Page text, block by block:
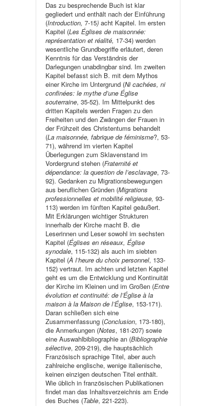
Das zu besprechende Buch ist klar
gegliedert und enthält nach der Einführung
(Introduction,7-15)acht Kapitel. Im ersten
Kapitel (Les Églises de maisonnée:
représentation et réalité, 17-34) werden
wesentliche Grundbegriffe erläutert, deren
Kenntnis für das Verständnis der
Darlegungen unabdingbar sind. Im zweiten
Kapitel befasst sich B. mit dem Mythos
einer Kirche im Untergrund (Ni cachées, ni
confinées: le mythe d’une Église
souterraine, 35-52). Im Mittelpunkt des
dritten Kapitels werden Fragen zu den
Freiheiten und den Zwängen der Frauen in
der Frühzeit des Christentums behandelt
(La maisonnée, fabrique de féminisme?, 53-
71), während im vierten Kapitel
Überlegungen zum Sklavenstand im
Vordergrund stehen (Fraternité et
dépendance: la question de l’esclavage, 73-
92). Gedanken zu Migrationsbewegungen
aus beruflichen Gründen (Migrations
professionnelles et mobilité religieuse,93-
113) werden im fünften Kapitel geäußert.
Mit Erklärungen wichtiger Strukturen
innerhalb der Kirche macht B. die
Leserinnen und Leser sowohl im sechsten
Kapitel (Églises en réseaux, Église
synodale, 115-132) als auch im siebten
Kapitel (À l’heure du choix personnel, 133-
152) vertraut. Im achten und letzten Kapitel
geht es um die Entwicklung und Kontinuität
der Kirche im Kleinen und im Großen (Entre
évolution et continuité: de l’Église à la
maison à la Maison de l’Église, 153-171).
Daran schließen sich eine
Zusammenfassung (Conclusion, 173-180),
die Anmerkungen (Notes, 181-207) sowie
eine Auswahlbibliographie an (Bibliographie
sélective, 209-219), die hauptsächlich
Französisch sprachige Titel, aber auch
zahlreiche englische, wenige italienische,
keinen einzigen deutschen Titel enthält.
Wie üblich in französischen Publikationen
findet man das Inhaltsverzeichnis am Ende
des Buches (Table, 221-223).